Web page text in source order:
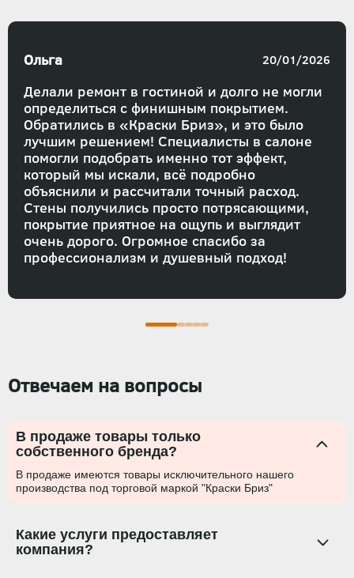
Делали ремонт в гостиной и долго не могли
определиться с финишным покрытием.
Обратились в «Краски Бриз», и это было
лучшим решением! Специалисты в салоне
помогли подобрать именно тот эффект,
который мы искали, всё подробно
объяснили и рассчитали точный расход.
Стены получились просто потрясающими,
покрытие приятное на ощупь и выглядит
очень дорого. Огромное спасибо за
профессионализм и душевный подход!
Ольга 20/01/2026
Отвечаем на вопросы
В продаже товары только
собственного бренда?
В продаже имеются товары исключительного нашего
производства под торговой маркой "Краски Бриз"
Какие услуги предоставляет
компания?